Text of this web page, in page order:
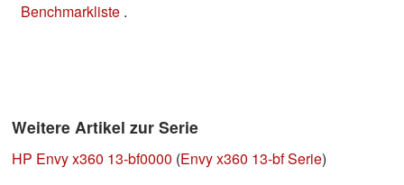
Benchmarkliste .
Weitere Artikel zur Serie
HP Envy x360 13-bf0000 (Envy x360 13-bf Serie)